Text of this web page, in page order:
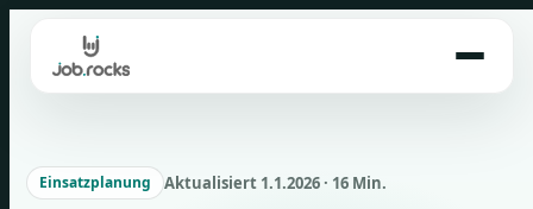
content
Einsatzplanung Aktualisiert 1.1.2026 · 16 Min.